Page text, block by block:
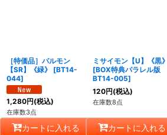
［特価品］パルモン
【SR】《緑》
[BT14-
044]
1,280円(税込)
在庫数3点
カートに入れる
ミサイモン【U】《黒》
[BOX特典パラレル版
BT14-005]
120円(税込)
在庫数8点
カートに入れる